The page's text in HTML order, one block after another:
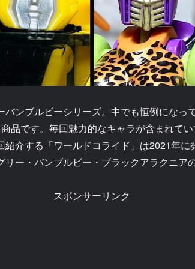
ンブルビーシリーズ。中でも恒例になっ
品です。毎回魅力的なキャラが含まれて
介する「ワールドコライド」は2021年
ー・バンブルビー・ブラックアラクニア
スポンサーリンク